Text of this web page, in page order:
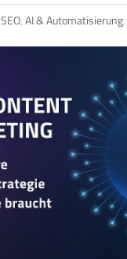
SEO,AI & Automatisierung,